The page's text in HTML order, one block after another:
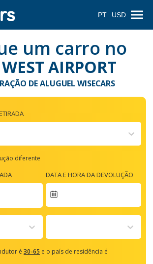
PT USD
um carro no
AIRPORT
DE ALUGUEL WISECARS
diferente
DATA E HORA DA DEVOLUÇÃO
é 30-65 e o país de residência é